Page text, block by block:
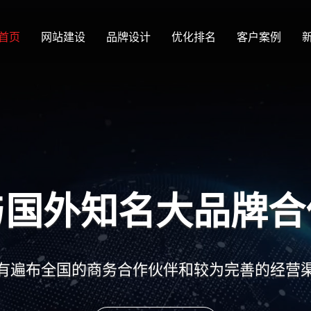
页 网站建设 品牌设计 优化排名 客户案例
的定制服务
多元化的定制需求，为上千家企业提